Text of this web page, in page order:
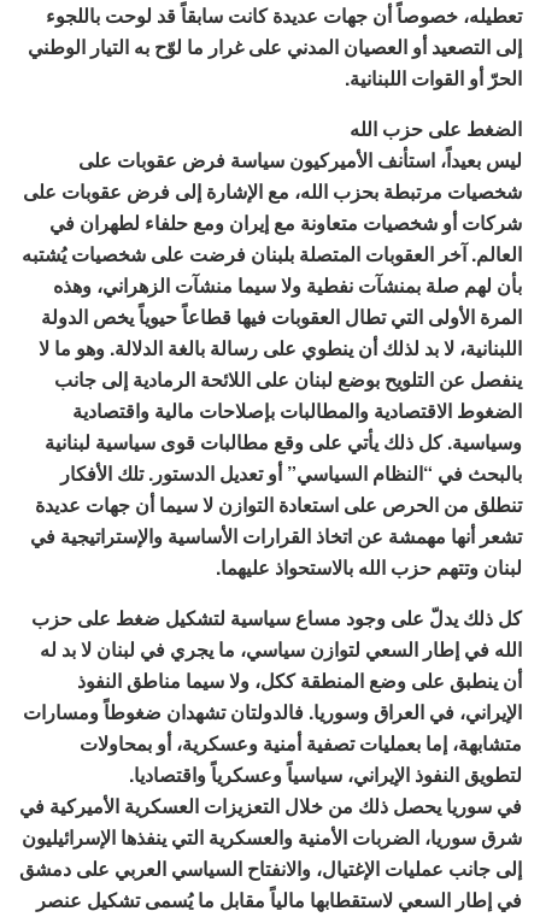
تعطيله، خصوصاً أن جهات عديدة كانت سابقاً قد لوحت باللجوء
إلى التصعيد أو العصيان المدني على غرار ما لوّح به التيار الوطني
الحرّ أو القوات اللبنانية.
الضغط على حزب الله
ليس بعيداً، استأنف الأميركيون سياسة فرض عقوبات على
شخصيات مرتبطة بحزب الله، مع الإشارة إلى فرض عقوبات على
شركات أو شخصيات متعاونة مع إيران ومع حلفاء لطهران في
العالم. آخر العقوبات المتصلة بلبنان فرضت على شخصيات يُشتبه
بأن لهم صلة بمنشآت نفطية ولا سيما منشآت الزهراني، وهذه
المرة الأولى التي تطال العقوبات فيها قطاعاً حيوياً يخص الدولة
اللبنانية، لا بد لذلك أن ينطوي على رسالة بالغة الدلالة. وهو ما لا
ينفصل عن التلويح بوضع لبنان على اللائحة الرمادية إلى جانب
الضغوط الاقتصادية والمطالبات بإصلاحات مالية واقتصادية
وسياسية. كل ذلك يأتي على وقع مطالبات قوى سياسية لبنانية
بالبحث في “النظام السياسي” أو تعديل الدستور. تلك الأفكار
تنطلق من الحرص على استعادة التوازن لا سيما أن جهات عديدة
تشعر أنها مهمشة عن اتخاذ القرارات الأساسية والإستراتيجية في
لبنان وتتهم حزب الله بالاستحواذ عليهما.
كل ذلك يدلّ على وجود مساع سياسية لتشكيل ضغط على حزب
الله في إطار السعي لتوازن سياسي، ما يجري في لبنان لا بد له
أن ينطبق على وضع المنطقة ككل، ولا سيما مناطق النفوذ
الإيراني، في العراق وسوريا. فالدولتان تشهدان ضغوطاً ومسارات
متشابهة، إما بعمليات تصفية أمنية وعسكرية، أو بمحاولات
لتطويق النفوذ الإيراني، سياسياً وعسكرياً واقتصاديا.
في سوريا يحصل ذلك من خلال التعزيزات العسكرية الأميركية في
شرق سوريا، الضربات الأمنية والعسكرية التي ينفذها الإسرائيليون
إلى جانب عمليات الإغتيال، والانفتاح السياسي العربي على دمشق
في إطار السعي لاستقطابها مالياً مقابل ما يُسمى تشكيل عنصر